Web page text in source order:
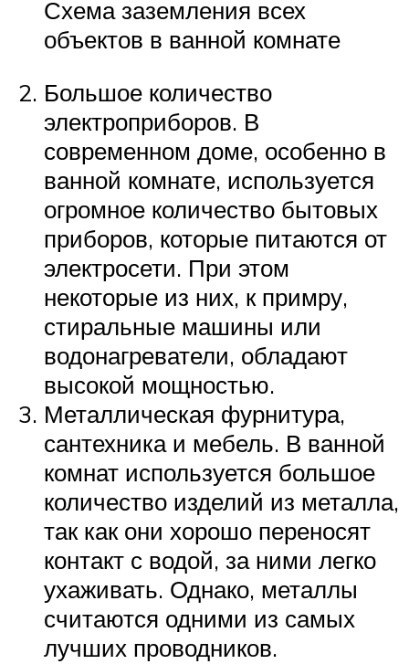
Схема заземления всех
объектов в ванной комнате
Большое количество
электроприборов. В
современном доме, особенно в
ванной комнате, используется
огромное количество бытовых
приборов, которые питаются от
электросети. При этом
некоторые из них, к примру,
стиральные машины или
водонагреватели, обладают
высокой мощностью.
Металлическая фурнитура,
сантехника и мебель. В ванной
комнат используется большое
количество изделий из металла,
так как они хорошо переносят
контакт с водой, за ними легко
ухаживать. Однако, металлы
считаются одними из самых
лучших проводников.